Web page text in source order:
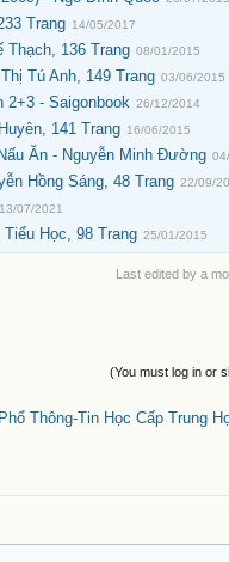
Trang 14/05/2017
Thạch, 136 Trang 08/01/2015
Tú Anh, 149 Trang 03/06/2015
2+3 - Saigonbook 26/12/2014
141 Trang 16/06/2015
Ăn - Nguyễn Minh Đường
Hồng Sáng, 48 Trang 22/09/
13/07/2021
Học, 98 Trang 25/01/2015
Last edited by a
(You must log in or
Thông-Tin Học Cấp Trung